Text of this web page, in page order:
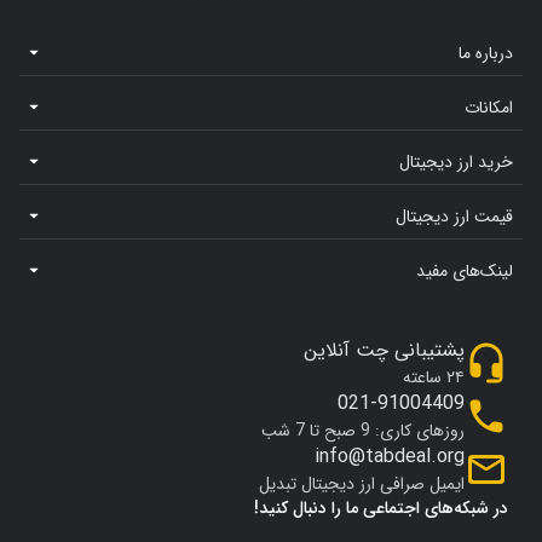
درباره ما
امکانات
خرید ارز دیجیتال
قیمت ارز دیجیتال
لینک‌های مفید
در شبکه‌های اجتماعی ما را دنبال کنید!
پشتیبانی چت آنلاین
۲۴ ساعته
021-91004409
روزهای کاری: 9 صبح تا 7 شب
info@tabdeal.org
ایمیل صرافی ارز دیجیتال تبدیل